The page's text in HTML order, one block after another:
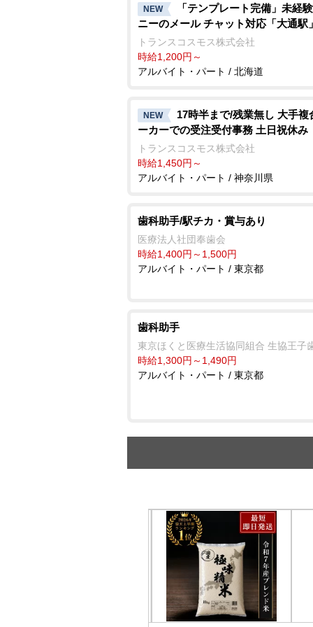
NEW
「テンプレート完備」未経
ニーのメール チャット対応「大通駅
トランスコスモス株式会社
時給1,200円～
アルバイト・パート / 北海道
NEW
17時半まで/残業無し 大手複
ーカーでの受注受付事務 土日祝休み
トランスコスモス株式会社
時給1,450円～
アルバイト・パート / 神奈川県
歯科助手/駅チカ・賞与あり
医療法人社団奉歯会
時給1,400円～1,500円
アルバイト・パート / 東京都
歯科助手
東京ほくと医療生活協同組合 生協王子
時給1,300円～1,490円
アルバイト・パート / 東京都